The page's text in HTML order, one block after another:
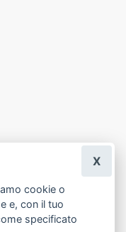
cookie o
e, con il tuo
specificato
X